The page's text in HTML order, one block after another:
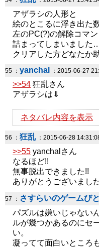
アザラシの人形と
絵のとこるに浮き出た
左のPC(?)の解除コマ
詰まってしまいまし
クリアした方どなた
55 ： yanchal ：2015-06-27
>>54 狂乱さん
アザラシは⇓
ネタバレ内容を表示
56 ： 狂乱 ：2015-06-28
>>55 yanchalさん
なるほど!!
無事脱出できました!!
ありがとうございまし
57 ： さすらいのゲームびと
パズルは嫌いじゃない
ルが幾つかあるのにセ
い。
凝ってて面白いところ